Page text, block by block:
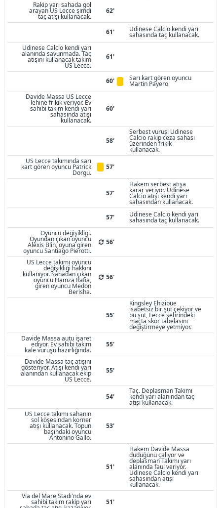
Rakip yarı sahada gol
arayan US Lecce şimdi
taç atışı kullanacak.
62'
61' Udinese Calcio kendi yarı
sahasında taç kullanacak.
Udinese Calcio kendi yarı
alanında savunmada. Taç
atışını kullanacak takım
US Lecce.
61'
60' Sarı kart gören oyuncu
Martin Payero
Davide Massa US Lecce
lehine frikik veriyor. Ev
sahibi takım kendi yarı
sahasında atışı
kullanacak.
60'
58'
Serbest vuruş! Udinese
Calcio rakip ceza sahası
üzerinden frikik
kullanacak.
US Lecce takımında sarı
kart gören oyuncu Patrick
Dorgu.
57'
57'
Hakem serbest atışa
karar veriyor. Udinese
Calcio atışı kendi yarı
sahasından kullanacak.
57'
Udinese Calcio kendi yarı
sahasında taç kullanacak.
Oyuncu değişikliği.
Oyundan çıkan oyuncu
Alexis Blin, oyuna giren
oyuncu Santiago Pierotti.
56'
US Lecce takımı oyuncu
değişikliği hakkını
kullanıyor. Sahadan çıkan
oyuncu Hamza Rafia,
giren oyuncu Medon
Berisha.
56'
55'
Kingsley Ehizibue
isabetsiz bir şut çekiyor ve
bu şut, Lecce şehrindeki
maçta skor tabelasını
değiştirmeye yetmiyor.
Davide Massa autu işaret
ediyor. Ev sahibi takım
kale vuruşu hazırlığında.
55'
Davide Massa taç atışını
gösteriyor. Atışı kendi yarı
alanından kullanacak ekip
US Lecce.
55'
54'
Taç. Deplasman Takımı
kendi yarı alanından taç
atışı kullanacak.
US Lecce takımı sahanın
sol köşesindan korner
atışı kullanacak. Topun
başındaki oyuncu
Antonino Gallo.
53'
51'
Hakem Davide Massa
düdüğünü çalıyor ve
deplasman Takımı yarı
alanında faul veriyor.
Udinese Calcio kendi yarı
sahasından atışı
kullanacak.
Via del Mare Stadı'nda ev
sahibi takım rakip yarı 51'